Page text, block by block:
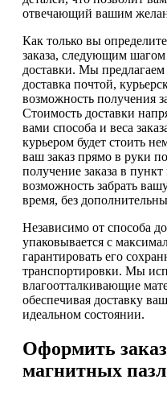
отвечающий вашим
Как только вы
заказа, следующим шагом
доставки. Мы
доставка почтой,
возможность получения
Стоимость доставки
вами способа и веса
курьером будет стоить
ваш заказ прямо в руки
получение заказа в
возможность забрать
время, без
Независимо от способа
упаковывается с
гарантировать его
транспортировки. Мы
влагоотталкивающие
обеспечивая доставку
идеальном состоянии.
Оформить
магнитных